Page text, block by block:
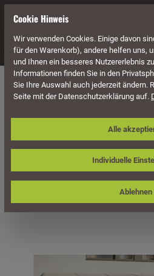
Navigation
Überdachung Terrassenüberdachungen
Skan Holz
Ravenna 541 x 250
Doppelstegplatten
Bildergalerie überspringen
Cookie Hinweis
Wir verwenden Cookies. Einige davon
für den Warenkorb), andere helfen uns,
und Ihnen ein besseres Nutzererlebnis
Informationen finden Sie in den
Sie Ihre Auswahl auch jederzeit ändern.
Seite mit der Datenschutzerklärung auf.
Individuelle
Ablehnen
Alle